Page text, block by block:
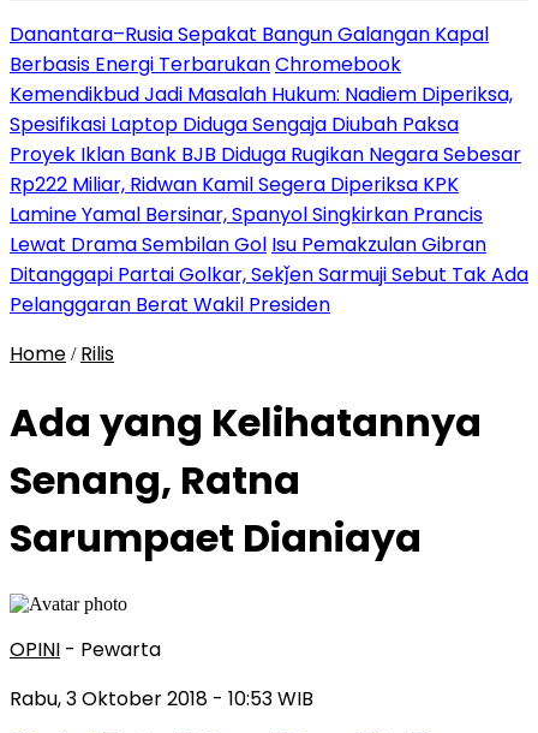
Danantara–Rusia Sepakat Bangun Galangan Kapal
Berbasis Energi TerbarukanChromebook
Kemendikbud Jadi Masalah Hukum: Nadiem Diperiksa,
Spesifikasi Laptop Diduga Sengaja Diubah Paksa
Proyek Iklan Bank BJB Diduga Rugikan Negara Sebesar
Rp222 Miliar, Ridwan Kamil Segera Diperiksa KPK
Lamine Yamal Bersinar, Spanyol Singkirkan Prancis
Lewat Drama Sembilan Gol Isu Pemakzulan Gibran
Ditanggapi Partai Golkar, Sekǰen Sarmuji Sebut Tak Ada
Pelanggaran Berat Wakil Presiden
Home / Rilis
Ada yang Kelihatannya
Senang, Ratna
Sarumpaet Dianiaya
OPINI - Pewarta
Rabu, 3 Oktober 2018 - 10:53 WIB